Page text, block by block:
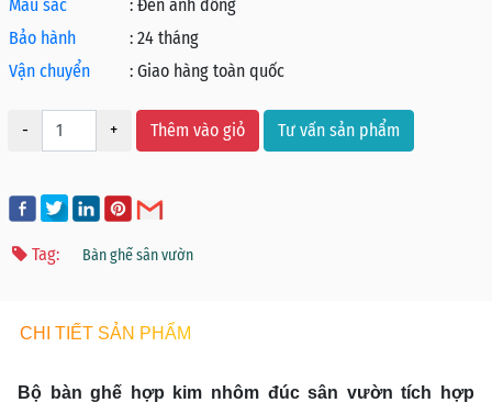
Màu sắc
: Đen ánh đồng
Bảo hành
: 24 tháng
Vận chuyển
: Giao hàng toàn quốc
- + Thêm vào giỏ Tư vấn sản phẩm
Tag: Bàn ghế sân vườn
CHI TIẾT SẢN PHẨM
Bộ bàn ghế hợp kim nhôm đúc sân vườn tích hợp